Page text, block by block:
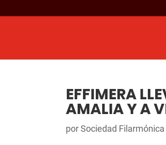
EFFIMERA
AMALIA Y A
porSociedad